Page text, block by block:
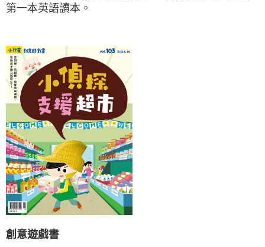
第一本英語讀本。
創意遊戲書